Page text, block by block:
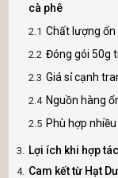
cà phê
Chất lượng ổn
Đóng gói 50g
Giá sỉ cạnh
Nguồn hàng
Phù hợp
Lợi ích khi hợp
Cam kết từ Hạt